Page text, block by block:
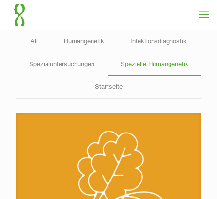
All Humangenetik Infektionsdiagnostik
Spezialuntersuchungen Spezielle Humangenetik
Startseite